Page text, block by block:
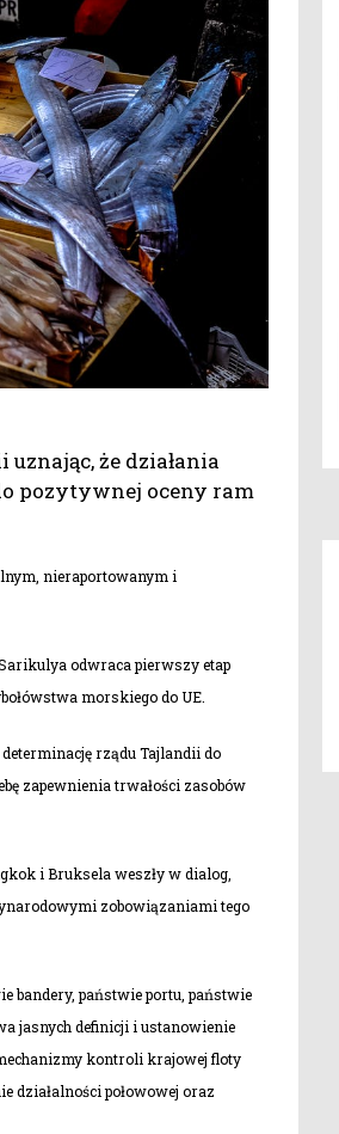
że działania
pozytywnej oceny ram
nieraportowanym i
odwraca pierwszy etap
morskiego do UE.
rządu Tajlandii do
zapewnienia trwałości zasobów
i Bruksela weszły w dialog,
zobowiązaniami tego
bandery, państwie portu, państwie
jasnych definicji i ustanowienie
kontroli krajowej floty
działalności połowowej oraz